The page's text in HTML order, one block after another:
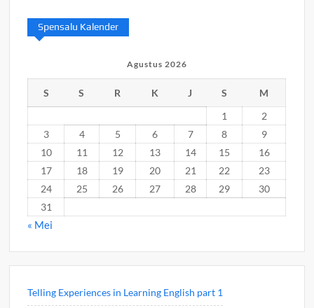
Spensalu Kalender
Agustus 2026
S S R K J S
M
1
2
3
4 5 6 7 8
9
10
11 12 13 14 15
16
17
18 19 20 21 22
23
24
25 26 27 28 29
30
31
« Mei
Telling Experiences in Learning English part 1